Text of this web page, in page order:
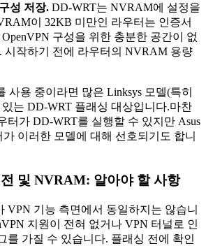
성 저장. DD-WRT는 NVRAM에 설정을
이 32KB 미만인 라우터는 인증서
구성을 위한 충분한 공간이 없
시작하기 전에 라우터의 NVRAM 용량
사용 중이라면 많은 Linksys 모델(특히
는 DD-WRT 플래싱 대상입니다.마찬
터가 DD-WRT를 실행할 수 있지만 Asus
이러한 모델에 대해 선호되기도 합니
및 NVRAM: 알아야 할 사항
VPN 기능 측면에서 동일하지는 않습니
지원이 전혀 없거나 VPN 터널로 인
를 가질 수 있습니다. 플래싱 전에 확인